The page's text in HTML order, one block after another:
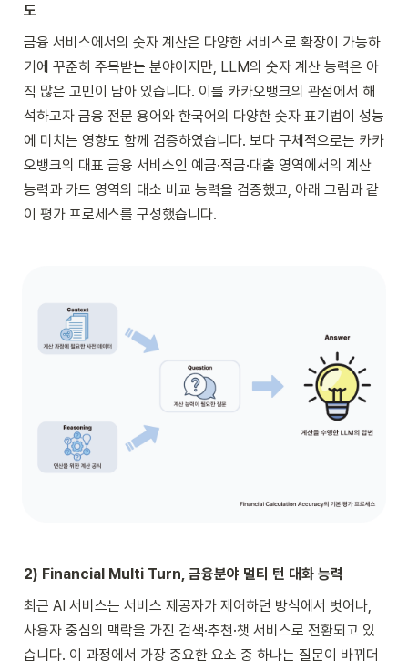
도
금융 서비스에서의 숫자 계산은 다양한 서비스로 확장이 가능하
기에 꾸준히 주목받는 분야이지만, LLM의 숫자 계산 능력은 아
직 많은 고민이 남아 있습니다. 이를 카카오뱅크의 관점에서 해
석하고자 금융 전문 용어와 한국어의 다양한 숫자 표기법이 성능
에 미치는 영향도 함께 검증하였습니다. 보다 구체적으로는 카카
오뱅크의 대표 금융 서비스인 예금·적금·대출 영역에서의 계산
능력과 카드 영역의 대소 비교 능력을 검증했고, 아래 그림과 같
이 평가 프로세스를 구성했습니다.
2) Financial Multi Turn, 금융분야 멀티 턴 대화 능력
최근 AI 서비스는 서비스 제공자가 제어하던 방식에서 벗어나,
사용자 중심의 맥락을 가진 검색·추천·챗 서비스로 전환되고 있
습니다. 이 과정에서 가장 중요한 요소 중 하나는 질문이 바뀌더